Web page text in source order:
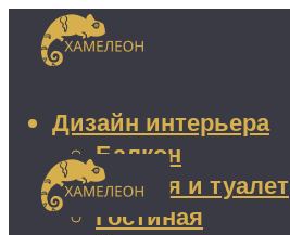
Дизайн интерьера
Балкон
Ванная и туалет
Гостиная